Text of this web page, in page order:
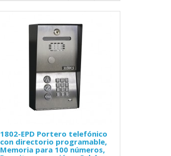
1802-EPD Portero telefónico
con directorio programable,
Memoria para 100 números,